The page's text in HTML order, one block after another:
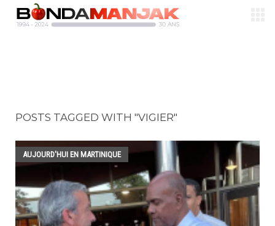
POSTS TAGGED WITH "VIGIER"
AUJOURD'HUI EN MARTINIQUE